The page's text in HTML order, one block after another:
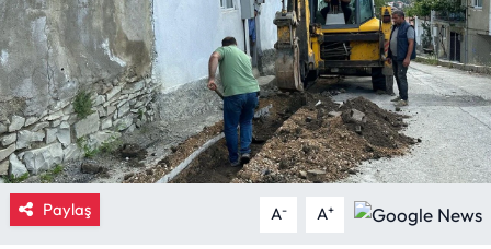
Paylaş A- A+
Ekonomi
Güncel
İskilip Haberleri
Kargı Haberleri